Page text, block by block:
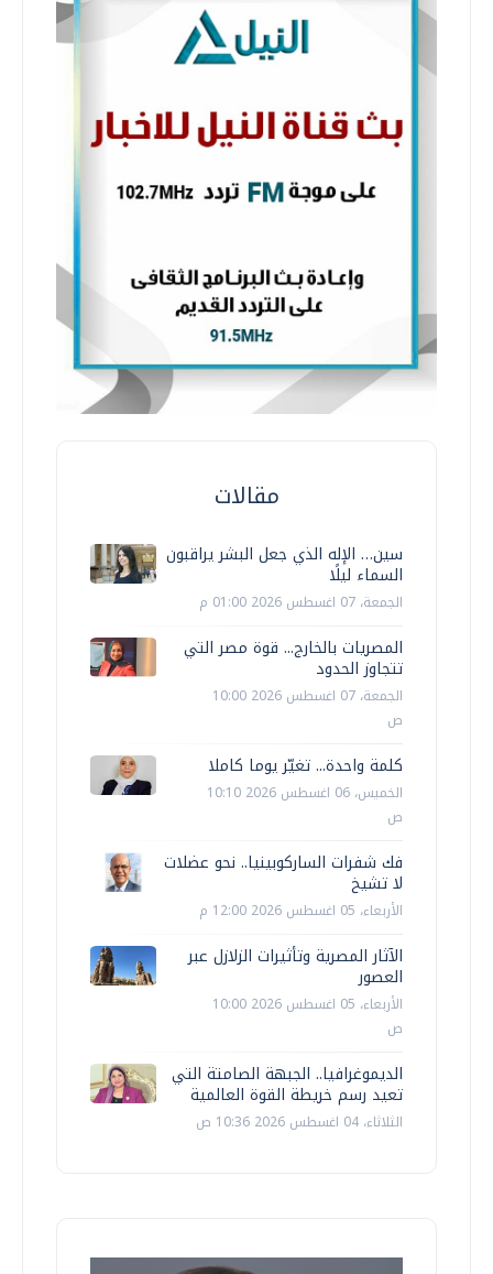
مقالات
سين… الإله الذي جعل البشر يراقبون
السماء ليلًا
الجمعة، 07 اغسطس 2026 01:00 م
المصريات بالخارج... قوة مصر التي
تتجاوز الحدود
الجمعة، 07 اغسطس 2026 10:00
ص
كلمة واحدة... تغيّر يوما كاملا
الخميس، 06 اغسطس 2026 10:10
ص
فك شفرات الساركوبينيا.. نحو عضلات
لا تشيخ
الأربعاء، 05 اغسطس 2026 12:00 م
الآثار المصرية وتأثيرات الزلازل عبر
العصور
الأربعاء، 05 اغسطس 2026 10:00
ص
الديموغرافيا.. الجبهة الصامتة التي
تعيد رسم خريطة القوة العالمية
الثلاثاء، 04 اغسطس 2026 10:36 ص